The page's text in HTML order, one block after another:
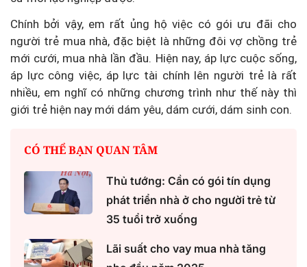
Chính bởi vậy, em rất ủng hộ việc có gói ưu đãi cho
người trẻ mua nhà, đặc biệt là những đôi vợ chồng trẻ
mới cưới, mua nhà lần đầu. Hiện nay, áp lực cuộc sống,
áp lực công việc, áp lực tài chính lên người trẻ là rất
nhiều, em nghĩ có những chương trình như thế này thì
giới trẻ hiện nay mới dám yêu, dám cưới, dám sinh con.
CÓ THỂ BẠN QUAN TÂM
Thủ tướng: Cần có gói tín dụng
phát triển nhà ở cho người trẻ từ
35 tuổi trở xuống
Lãi suất cho vay mua nhà tăng